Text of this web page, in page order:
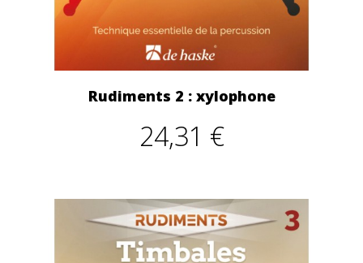
Rudiments 2 : xylophone
24,31 €